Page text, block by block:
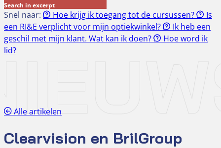
Search in excerpt
Snel naar: Hoe krijg ik toegang tot de cursussen?
Is
een RI&E verplicht voor mijn optiekwinkel?
Ik heb een
geschil met mijn klant. Wat kan ik doen?
Hoe word ik
lid?
Alle artikelen
Clearvision en BrilGroup